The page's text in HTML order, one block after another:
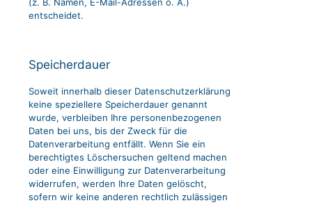
entscheidet.
Speicherdauer
Soweit innerhalb dieser Datenschutzerklärung
keine speziellere Speicherdauer genannt
wurde, verbleiben Ihre personenbezogenen
Daten bei uns, bis der Zweck für die
Datenverarbeitung entfällt. Wenn Sie ein
berechtigtes Löschersuchen geltend machen
oder eine Einwilligung zur Datenverarbeitung
widerrufen, werden Ihre Daten gelöscht,
sofern wir keine anderen rechtlich zulässigen